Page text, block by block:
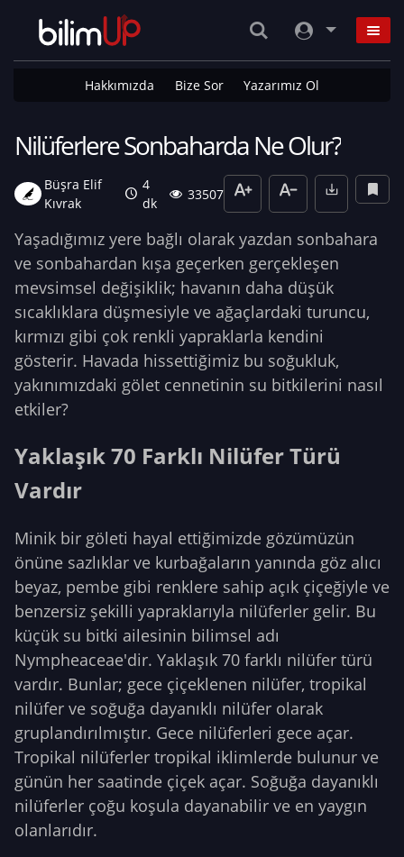
Hakkımızda Bize Sor Yazarımız Ol
Nilüferlere Sonbaharda Ne Olur?
Büşra Elif
Kıvrak
4
dk
33507
Yaşadığımız yere bağlı olarak yazdan sonbahara
ve sonbahardan kışa geçerken gerçekleşen
mevsimsel değişiklik; havanın daha düşük
sıcaklıklara düşmesiyle ve ağaçlardaki turuncu,
kırmızı gibi çok renkli yapraklarla kendini
gösterir. Havada hissettiğimiz bu soğukluk,
yakınımızdaki gölet cennetinin su bitkilerini nasıl
etkiler?
Yaklaşık 70 Farklı Nilüfer Türü
Vardır
Minik bir göleti hayal ettiğimizde gözümüzün
önüne sazlıklar ve kurbağaların yanında göz alıcı
beyaz, pembe gibi renklere sahip açık çiçeğiyle ve
benzersiz şekilli yapraklarıyla nilüferler gelir. Bu
küçük su bitki ailesinin bilimsel adı
Nympheaceae'dir. Yaklaşık 70 farklı nilüfer türü
vardır. Bunlar; gece çiçeklenen nilüfer, tropikal
nilüfer ve soğuğa dayanıklı nilüfer olarak
gruplandırılmıştır. Gece nilüferleri gece açar.
Tropikal nilüferler tropikal iklimlerde bulunur ve
günün her saatinde çiçek açar. Soğuğa dayanıklı
nilüferler çoğu koşula dayanabilir ve en yaygın
olanlarıdır.